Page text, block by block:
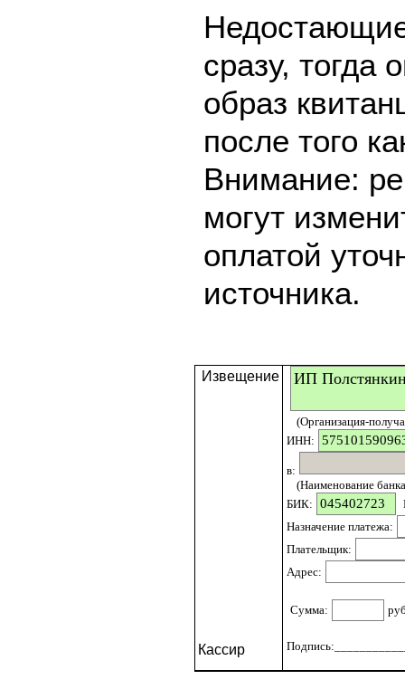
сразу, тогда
образ
после того
Внимание:
могут
оплатой
источника.
Извещение
Кассир
(Организация-
ИНН:
в:
(Наименование банка
БИК:
Назначение платежа:
Плательщик:
Адрес:
Сумма: